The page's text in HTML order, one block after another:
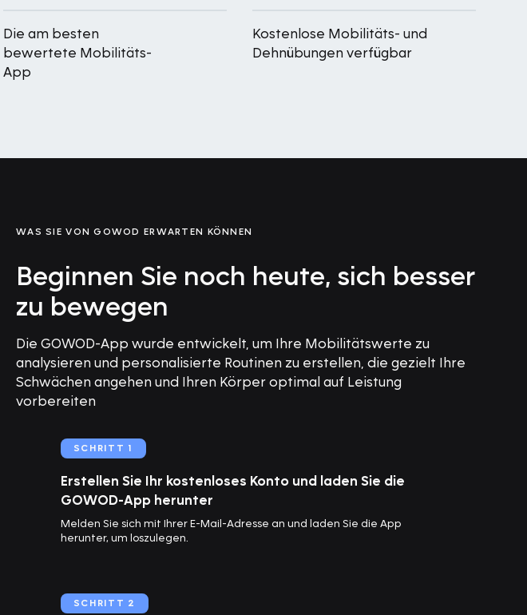
Die am besten
bewertete Mobilitäts-
App
Kostenlose Mobilitäts- und
Dehnübungen verfügbar
WAS SIE VON GOWOD ERWARTEN KÖNNEN
Beginnen Sie noch heute, sich besser
zu bewegen
Die GOWOD-App wurde entwickelt, um Ihre Mobilitätswerte zu
analysieren und personalisierte Routinen zu erstellen, die gezielt Ihre
Schwächen angehen und Ihren Körper optimal auf Leistung
vorbereiten
SCHRITT 1
Erstellen Sie Ihr kostenloses Konto und laden Sie die
GOWOD-App herunter
Melden Sie sich mit Ihrer E-Mail-Adresse an und laden Sie die App
herunter, um loszulegen.
SCHRITT 2